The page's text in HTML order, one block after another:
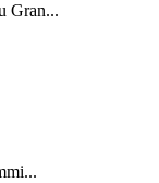
Gran...